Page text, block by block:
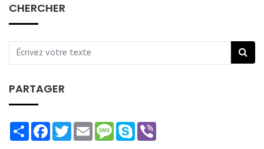
CHERCHER
PARTAGER
ShareFacebookTwitterEmailMessage
Skype